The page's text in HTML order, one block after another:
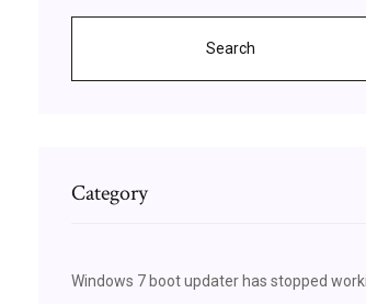
Search
Category
Windows 7 boot updater has stopped